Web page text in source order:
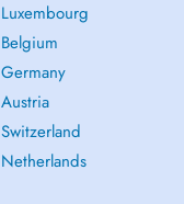
Luxembourg
Belgium
Germany
Austria
Switzerland
Netherlands